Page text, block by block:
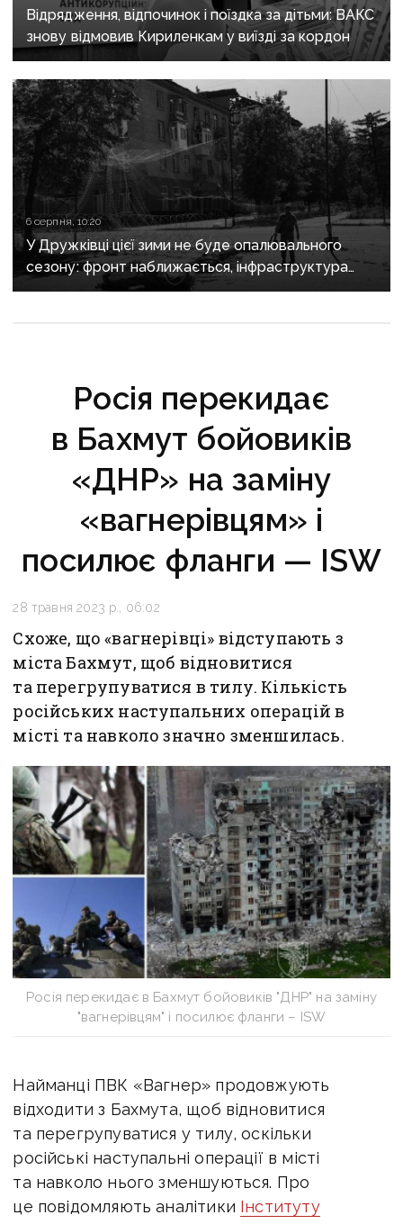
Відрядження, відпочинок і поїздка за дітьми: ВАКС
знову відмовив Кириленкам у виїзді за кордон
6 серпня, 10:20
У Дружківці цієї зими не буде опалювального
сезону: фронт наближається, інфраструктура
критично зруйнована
Росія перекидає
в Бахмут бойовиків
«ДНР» на заміну
«вагнерівцям» і
посилює фланги — ISW
28 травня 2023 р., 06:02
Схоже, що «вагнерівці» відступають з
міста Бахмут, щоб відновитися
та перегрупуватися в тилу. Кількість
російських наступальних операцій в
місті та навколо значно зменшилась.
Росія перекидає в Бахмут бойовиків "ДНР" на заміну
"вагнерівцям" і посилює фланги – ISW
Найманці ПВК «Вагнер» продовжують
відходити з Бахмута, щоб відновитися
та перегрупуватися у тилу, оскільки
російські наступальні операції в місті
та навколо нього зменшуються. Про
це повідомляють аналітики Інституту